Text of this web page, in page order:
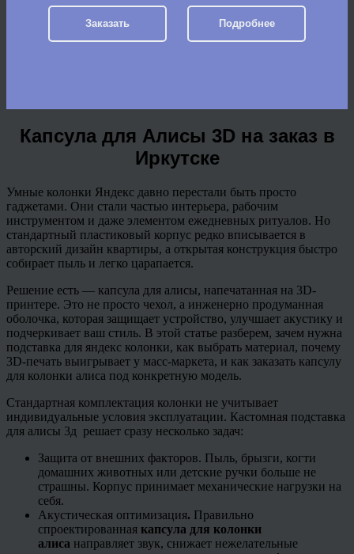
Заказать Подробнее
Капсула для Алисы 3D на заказ в
Иркутске
Умные колонки Яндекс давно перестали быть просто
гаджетами. Они стали частью интерьера, рабочим
инструментом и даже элементом ежедневных ритуалов. Но
стандартный пластиковый корпус редко вписывается в
авторский дизайн квартиры, а открытая конструкция быстро
собирает пыль и легко царапается.
Решение есть — капсула для алисы, напечатанная на 3D-
принтере. Это не просто чехол, а инженерно продуманная
оболочка, которая защищает устройство, улучшает акустику и
подчеркивает ваш стиль. В этой статье разберем, зачем нужна
подставка для яндекс колонки, как выбрать материал, почему
3D-печать выигрывает у масс-маркета, и как заказать капсулу
для колонки алиса под конкретную модель.
Стандартная комплектация колонки не учитывает
индивидуальные условия эксплуатации. Кастомная подставка
для алисы 3д решает сразу несколько задач:
Защита от внешних факторов. Пыль, брызги, когти
домашних животных или детские ручки больше не
страшны. Корпус принимает механические нагрузки на
себя.
Акустическая оптимизация. Правильно
спроектированная капсула для колонки
алиса направляет звук, снижает нежелательные